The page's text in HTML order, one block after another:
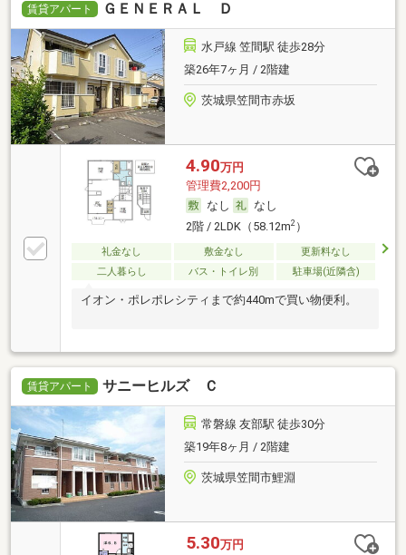
賃貸アパート ＧＥＮＥＲＡＬ Ｄ
水戸線 笠間駅 徒歩28分
築26年7ヶ月 / 2階建
茨城県笠間市赤坂
4.90万円
管理費2,200円
なし
なし
2階 / 2LDK（58.12m2）
礼金なし 敷金なし
更新料なし
二人暮らし
バス・トイレ別 駐車場(近隣含)
イオン・ポレポレシティまで約440mで買い物便利。
賃貸アパート サニーヒルズ Ｃ
常磐線 友部駅 徒歩30分
築19年8ヶ月 / 2階建
茨城県笠間市鯉淵
5.30万円